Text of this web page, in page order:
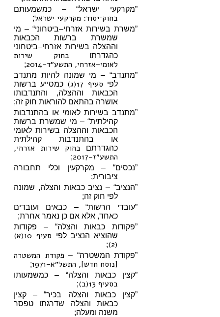
”מקרקעי ישראל“ – כמשמעותם
בחוק־יסוד: מקרקעי ישראל;
”משרת בשירות אזרחי–ביטחוני“ – מי
שמשרת ברשות הכבאות
וההצלה בשירות אזרחי–ביטחוני
כהגדרתו בחוק שירות
לאומי–אזרחי, התשע״ד–2014
;
”מתנדב“ – מי שמונה להיות מתנדב
לפי סעיף 17(ג)
כמסייע ברשות
הכבאות וההצלה, והתנדבותו
אושרה בהתאם להוראות חוק זה;
”מתנדב בשירות לאומי או בהתנדבות
קהילתית“ – מי שמשרת ברשות
הכבאות וההצלה בשירות לאומי
או בהתנדבות קהילתית
כהגדרתם בחוק שירות אזרחי,
התשע״ז–2017
;
”נכסים“ – מקרקעין וכלי תחבורה
ציבורית;
”הנציב“ – נציב כבאות והצלה, שמונה
לפי חוק זה;
”עובדי הרשות“ – כבאים ועובדים
כאחד, אלא אם כן נאמר אחרת;
”פקודות כבאות והצלה“ – פקודות
שהוציא הנציב לפי
סעיף 10(א)
(2)
;
”פקודת המשטרה“ – פקודת המשטרה
[נוסח חדש], התשל״א–1971
;
”קצין כבאות והצלה“ – כמשמעותו
בסעיף 13(ב)
;
”קצין כבאות והצלה בכיר“ – קצין
כבאות והצלה שדרגתו טפסר
משנה ומעלה;